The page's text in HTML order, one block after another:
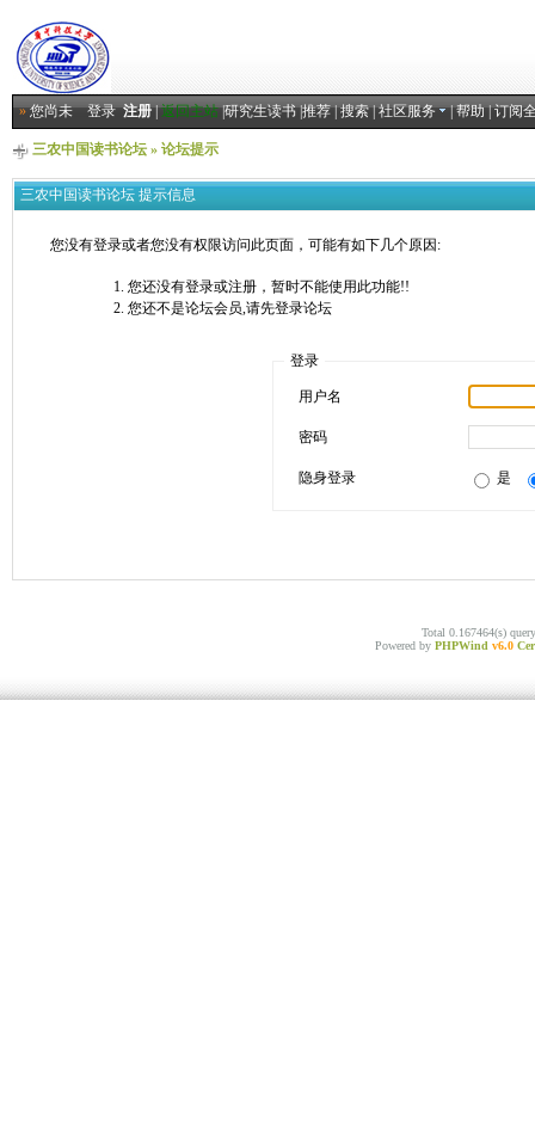
»您尚未登录 注册|返回主站|研究生读书|推荐|搜索|社区服务 |帮助|订阅
三农中国读书论坛» 论坛提示
三农中国读书论坛 提示信息
您没有登录或者您没有权限访问此页面，可能有如下几个原因:
您还没有登录或注册，暂时不能使用此功能!!
您还不是论坛会员,请先登录论坛
登录
用户名
密码
隐身登录 是
Total 0.167464(s)
Powered by PHPWind v6.0